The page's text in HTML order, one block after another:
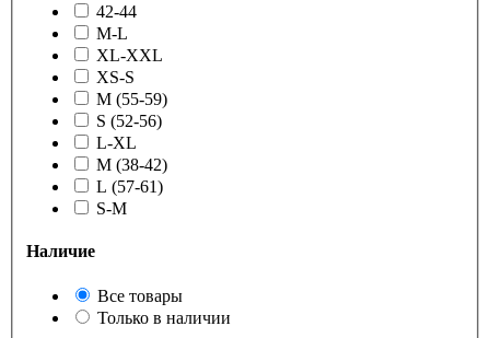
42-44
M-L
XL-XXL
XS-S
M (55-59)
S (52-56)
L-XL
M (38-42)
L (57-61)
S-M
Наличие
Все товары
Только в наличии